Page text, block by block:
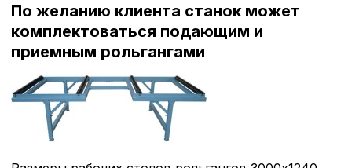
По желанию клиента станок может
комплектоваться подающим и
приемным рольгангами